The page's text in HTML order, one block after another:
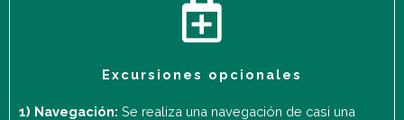
Excursiones opcionales
1) Navegación: Se realiza una navegación de casi una